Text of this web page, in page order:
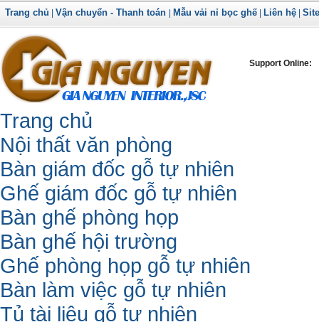
Trang chủ Vận chuyển - Thanh toán Mẫu vải nỉ bọc ghế| Liên hệ|
Support Online:
Trang chủ
Nội thất văn phòng
Bàn giám đốc gỗ tự nhiên
Ghế giám đốc gỗ tự nhiên
Bàn ghế phòng họp
Bàn ghế hội trường
Ghế phòng họp gỗ tự nhiên
Bàn làm việc gỗ tự nhiên
Tủ tài liệu gỗ tự nhiên